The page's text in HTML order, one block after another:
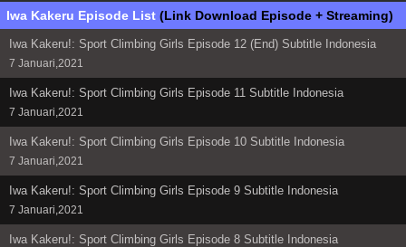
Iwa Kakeru Episode List (Link Download Episode + Streaming)
Iwa Kakeru!: Sport Climbing Girls Episode 12 (End) Subtitle Indonesia
7 Januari,2021
Iwa Kakeru!: Sport Climbing Girls Episode 11 Subtitle Indonesia
7 Januari,2021
Iwa Kakeru!: Sport Climbing Girls Episode 10 Subtitle Indonesia
7 Januari,2021
Iwa Kakeru!: Sport Climbing Girls Episode 9 Subtitle Indonesia
7 Januari,2021
Iwa Kakeru!: Sport Climbing Girls Episode 8 Subtitle Indonesia